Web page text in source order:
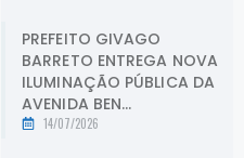
PREFEITO GIVAGO
BARRETO ENTREGA NOVA
ILUMINAÇÃO PÚBLICA DA
AVENIDA BEN...
14/07/2026